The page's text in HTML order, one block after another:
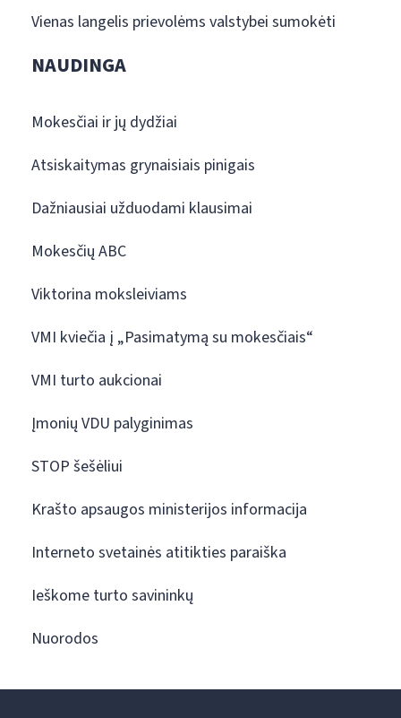
Vienas langelis prievolėms valstybei sumokėti
NAUDINGA
Mokesčiai ir jų dydžiai
Atsiskaitymas grynaisiais pinigais
Dažniausiai užduodami klausimai
Mokesčių ABC
Viktorina moksleiviams
VMI kviečia į „Pasimatymą su mokesčiais“
VMI turto aukcionai
Įmonių VDU palyginimas
STOP šešėliui
Krašto apsaugos ministerijos informacija
Interneto svetainės atitikties paraiška
Ieškome turto savininkų
Nuorodos